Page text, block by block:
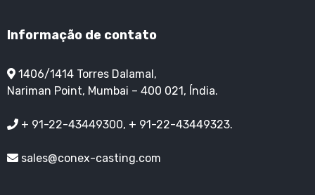
Informação de contato
1406/1414 Torres Dalamal,
Nariman Point, Mumbai – 400 021, Índia.
+ 91-22-43449300, + 91-22-43449323.
sales@conex-casting.com